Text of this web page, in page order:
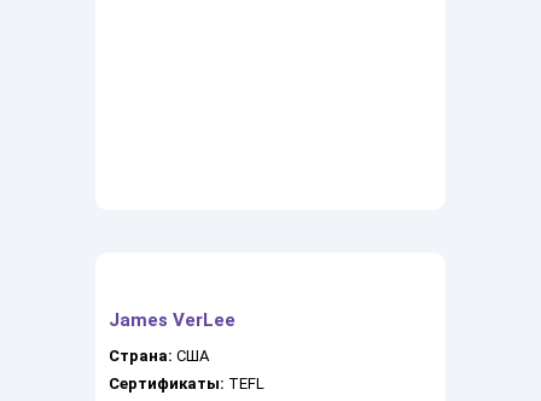
James VerLee
Страна: США
Сертификаты: TEFL